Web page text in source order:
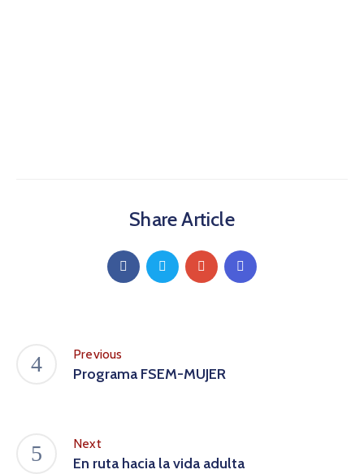
Share Article
Previous
Programa FSEM-MUJER
Next
En ruta hacia la vida adulta